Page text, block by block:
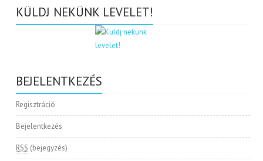
KÜLDJ NEKÜNK LEVELET!
BEJELENTKEZÉS
Regisztráció
Bejelentkezés
RSS (bejegyzés)